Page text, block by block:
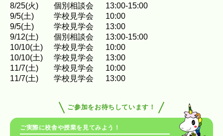
8/25(火) 個別相談会
13:00-15:00
9/5(土) 学校見学会
10:00
9/5(土) 学校見学会
13:00
9/12(土) 個別相談会
13:00-15:00
10/10(土) 学校見学会
10:00
10/10(土) 学校見学会
13:00
11/7(土) 学校見学会
10:00
11/7(土) 学校見学会 13:00
ご参加をお待ちしています！
ご実際に校舎や授業を見てみよう！